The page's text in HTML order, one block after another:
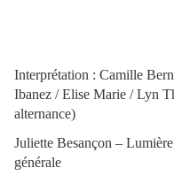
Interprétation : Camille
Ibanez / Elise Marie / Lyn
alternance)
Juliette Besançon –
générale